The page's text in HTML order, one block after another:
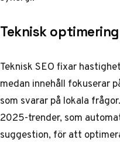
Teknisk
Teknisk SEO fixar
medan innehåll fokuserar
som svarar på lokala
2025-trender, som
suggestion, för att